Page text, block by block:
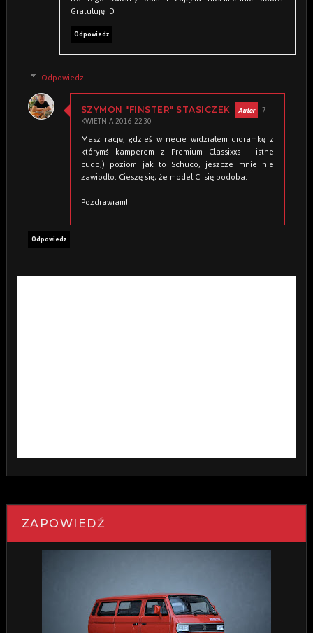
Gratuluję :D
Odpowiedz
Odpowiedzi
SZYMON "FINSTER" STASICZEK 7
KWIETNIA 2016 22:30
Masz rację, gdzieś w necie widziałem dioramkę z
którymś kamperem z Premium Classixxs - istne
cudo;) poziom jak to Schuco, jeszcze mnie nie
zawiodło. Cieszę się, że model Ci się podoba.
Pozdrawiam!
Odpowiedz
ZAPOWIEDŹ